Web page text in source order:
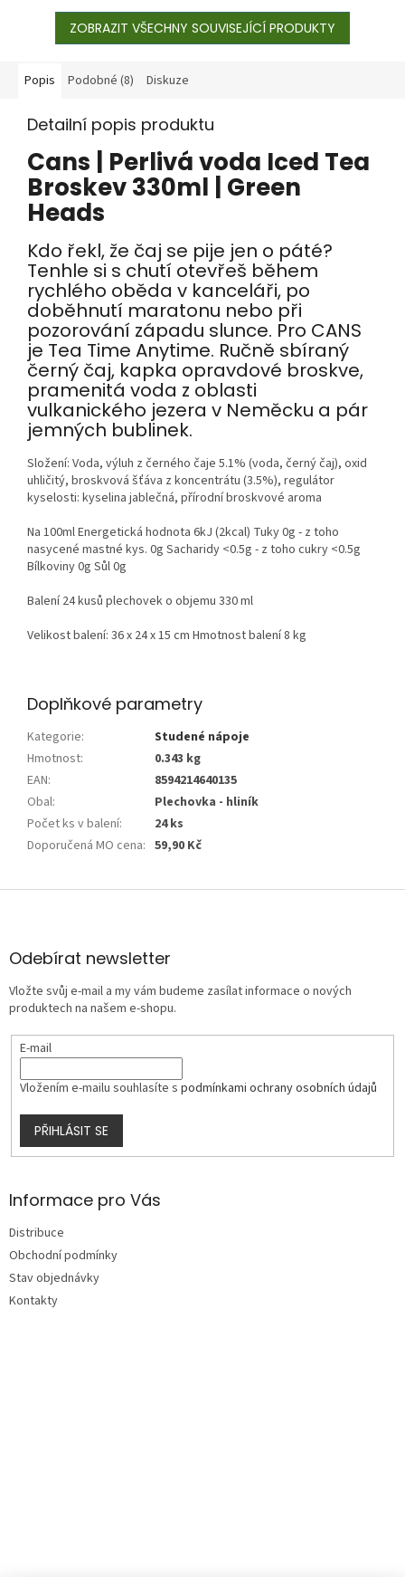
ZOBRAZIT VŠECHNY SOUVISEJÍCÍ PRODUKTY
Popis Podobné (8) Diskuze
Detailní popis produktu
Cans | Perlivá voda Iced Tea
Broskev 330ml | Green
Heads
Kdo řekl, že čaj se pije jen o páté?
Tenhle si s chutí otevřeš během
rychlého oběda v kanceláři, po
doběhnutí maratonu nebo při
pozorování západu slunce. Pro CANS
je Tea Time Anytime. Ručně sbíraný
černý čaj, kapka opravdové broskve,
pramenitá voda z oblasti
vulkanického jezera v Neměcku a pár
jemných bublinek.
Složení: Voda, výluh z černého čaje 5.1% (voda, černý čaj), oxid
uhličitý, broskvová šťáva z koncentrátu (3.5%), regulátor
kyselosti: kyselina jablečná, přírodní broskvové aroma
Na 100ml Energetická hodnota 6kJ (2kcal) Tuky 0g - z toho
nasycené mastné kys. 0g Sacharidy <0.5g - z toho cukry <0.5g
Bílkoviny 0g Sůl 0g
Balení 24 kusů plechovek o objemu 330 ml
Velikost balení: 36 x 24 x 15 cm Hmotnost balení 8 kg
Doplňkové parametry
Kategorie:
Studené nápoje
Hmotnost:
0.343 kg
EAN:
8594214640135
Obal:
Plechovka - hliník
Počet ks v balení:
24 ks
Doporučená MO cena: 59,90 Kč
Z
aOdebírat newsletter
Vložte svůj e-mail a my vám budeme zasílat informace o nových
produktech na našem e-shopu.
E-mail
Vložením e-mailu souhlasíte s podmínkami ochrany osobních údajů
PŘIHLÁSIT SE
Informace pro Vás
Distribuce
Obchodní podmínky
Stav objednávky
Kontakty